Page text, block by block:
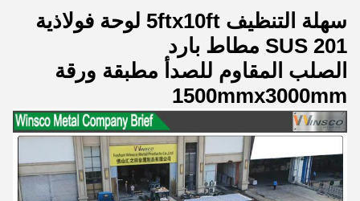
سهلة التنظيف 5ftx10ft لوحة فولاذية
SUS 201 مطاط بارد
الصلب المقاوم للصدأ مطبقة ورقة
1500mmx3000mm